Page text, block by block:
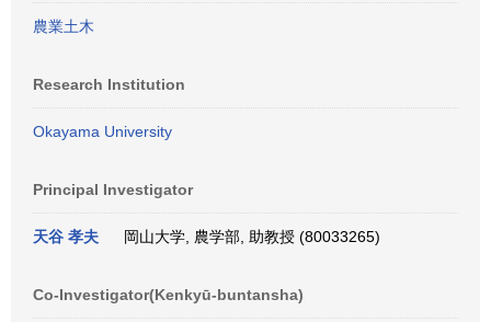
農業土木
Research Institution
Okayama University
Principal Investigator
天谷 孝夫 岡山大学, 農学部, 助教授 (80033265)
Co-Investigator(Kenkyū-buntansha)